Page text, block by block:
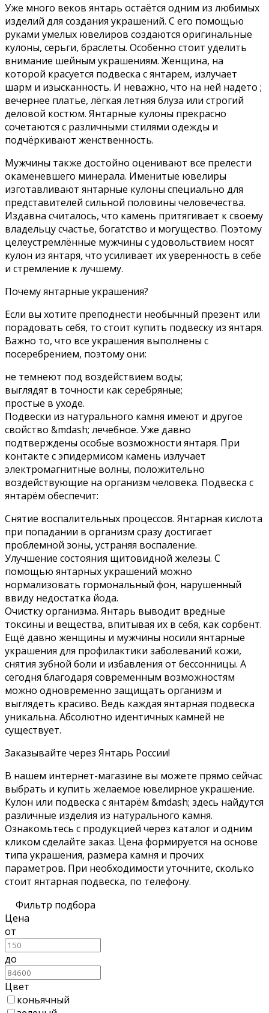
Уже много веков янтарь остаётся одним из любимых
изделий для создания украшений. С его помощью
руками умелых ювелиров создаются оригинальные
кулоны, серьги, браслеты. Особенно стоит уделить
внимание шейным украшениям. Женщина, на
которой красуется подвеска с янтарем, излучает
шарм и изысканность. И неважно, что на ней надето ;
вечернее платье, лёгкая летняя блуза или строгий
деловой костюм. Янтарные кулоны прекрасно
сочетаются с различными стилями одежды и
подчёркивают женственность.
Мужчины также достойно оценивают все прелести
окаменевшего минерала. Именитые ювелиры
изготавливают янтарные кулоны специально для
представителей сильной половины человечества.
Издавна считалось, что камень притягивает к своему
владельцу счастье, богатство и могущество. Поэтому
целеустремлённые мужчины с удовольствием носят
кулон из янтаря, что усиливает их уверенность в себе
и стремление к лучшему.
Почему янтарные украшения?
Если вы хотите преподнести необычный презент или
порадовать себя, то стоит купить подвеску из янтаря.
Важно то, что все украшения выполнены с
посеребрением, поэтому они:
не темнеют под воздействием воды;
выглядят в точности как серебряные;
простые в уходе.
Подвески из натурального камня имеют и другое
свойство &mdash; лечебное. Уже давно
подтверждены особые возможности янтаря. При
контакте с эпидермисом камень излучает
электромагнитные волны, положительно
воздействующие на организм человека. Подвеска с
янтарём обеспечит:
Снятие воспалительных процессов. Янтарная кислота
при попадании в организм сразу достигает
проблемной зоны, устраняя воспаление.
Улучшение состояния щитовидной железы. С
помощью янтарных украшений можно
нормализовать гормональный фон, нарушенный
ввиду недостатка йода.
Очистку организма. Янтарь выводит вредные
токсины и вещества, впитывая их в себя, как сорбент.
Ещё давно женщины и мужчины носили янтарные
украшения для профилактики заболеваний кожи,
снятия зубной боли и избавления от бессонницы. А
сегодня благодаря современным возможностям
можно одновременно защищать организм и
выглядеть красиво. Ведь каждая янтарная подвеска
уникальна. Абсолютно идентичных камней не
существует.
Заказывайте через Янтарь России!
В нашем интернет-магазине вы можете прямо сейчас
выбрать и купить желаемое ювелирное украшение.
Кулон или подвеска с янтарём &mdash; здесь найдутся
различные изделия из натурального камня.
Ознакомьтесь с продукцией через каталог и одним
кликом сделайте заказ. Цена формируется на основе
типа украшения, размера камня и прочих
параметров. При необходимости уточните, сколько
стоит янтарная подвеска, по телефону.
Фильтр подбора
Цена
от
до
Цвет
коньячный